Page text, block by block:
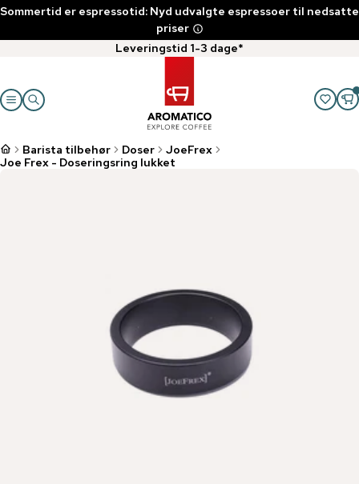
Sommertid er espressotid: Nyd udvalgte espressoer til nedsatte
priser
Leveringstid 1-3 dage*
Barista tilbehør Doser
JoeFrex
Joe Frex - Doseringsring lukket